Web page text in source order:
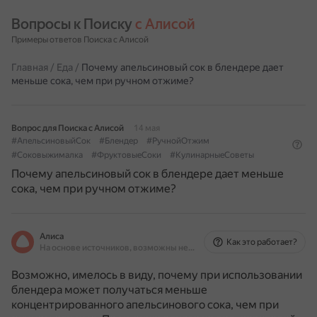
Вопросы к Поиску с Алисой
Примеры ответов Поиска с Алисой
Главная / Еда / Почему апельсиновый сок в блендере дает
меньше сока, чем при ручном отжиме?
Вопрос для Поиска с Алисой
14 мая
#АпельсиновыйСок
#Блендер
#РучнойОтжим
#Соковыжималка
#ФруктовыеСоки #КулинарныеСоветы
Почему апельсиновый сок в блендере дает меньше
сока, чем при ручном отжиме?
Алиса
На основе источников, возможны неточности
Как это работает?
Возможно, имелось в виду, почему при использовании
блендера может получаться меньше
концентрированного апельсинового сока, чем при